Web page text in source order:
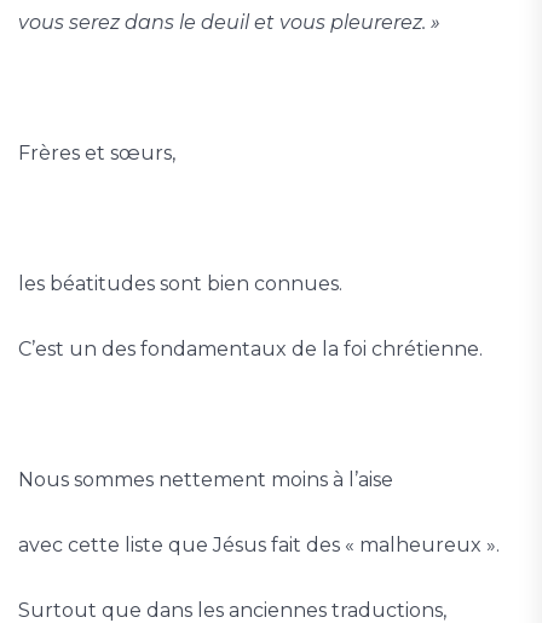
vous serez dans le deuil et vous pleurerez. »
Frères et sœurs,
les béatitudes sont bien connues.
C’est un des fondamentaux de la foi chrétienne.
Nous sommes nettement moins à l’aise
avec cette liste que Jésus fait des « malheureux ».
Surtout que dans les anciennes traductions,